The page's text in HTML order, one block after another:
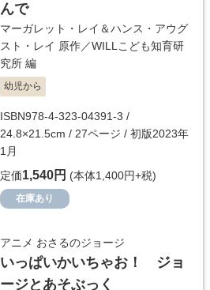
んで
マーガレット・レイ＆ハンス・アウグ
スト・レイ 原作／WILLこども知育研
究所 編
幼児から
ISBN978-4-323-04391-3 /
24.8×21.5cm / 27ページ / 初版2023年
1月
定価1,540円 (本体1,400円+税)
在庫あり
アニメ おさるのジョージ
いっぱいかいちゃお！ ジョ
ージとあそぶっく